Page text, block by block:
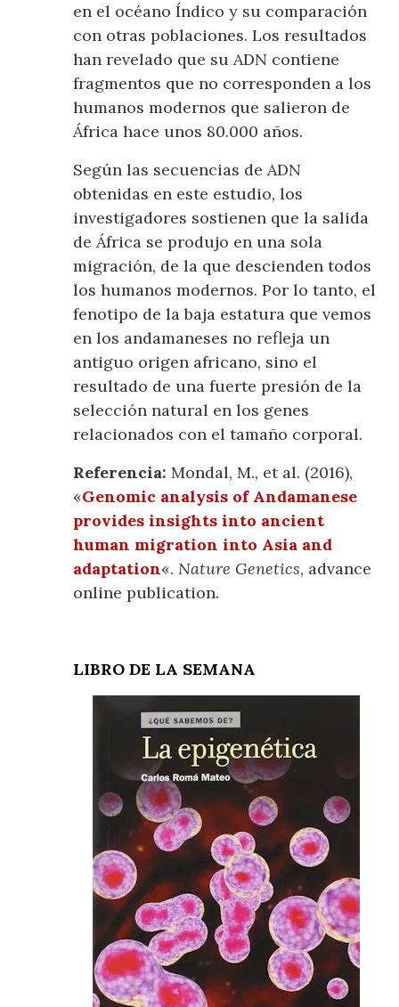
en el océano Índico y su comparación
con otras poblaciones. Los resultados
han revelado que su ADN contiene
fragmentos que no corresponden a los
humanos modernos que salieron de
África hace unos 80.000 años.
Según las secuencias de ADN
obtenidas en este estudio, los
investigadores sostienen que la salida
de África se produjo en una sola
migración, de la que descienden todos
los humanos modernos. Por lo tanto, el
fenotipo de la baja estatura que vemos
en los andamaneses no refleja un
antiguo origen africano, sino el
resultado de una fuerte presión de la
selección natural en los genes
relacionados con el tamaño corporal.
Referencia: Mondal, M., et al. (2016),
«Genomic analysis of Andamanese
provides insights into ancient
human migration into Asia and
adaptation«. Nature Genetics, advance
online publication.
LIBRO DE LA SEMANA